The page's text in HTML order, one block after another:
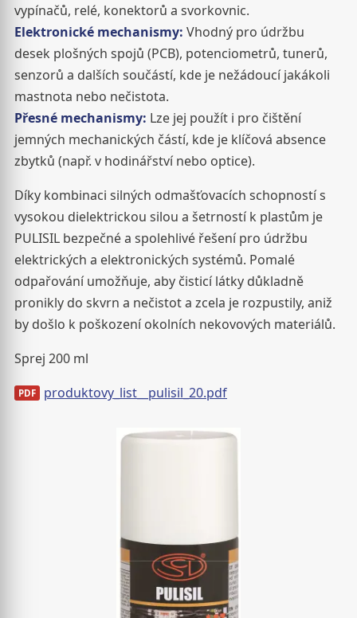
vypínačů, relé, konektorů a svorkovnic.
Elektronické mechanismy: Vhodný pro údržbu
desek plošných spojů (PCB), potenciometrů, tunerů,
senzorů a dalších součástí, kde je nežádoucí jakákoli
mastnota nebo nečistota.
Přesné mechanismy: Lze jej použít i pro čištění
jemných mechanických částí, kde je klíčová absence
zbytků (např. v hodinářství nebo optice).
Díky kombinaci silných odmašťovacích schopností s
vysokou dielektrickou silou a šetrností k plastům je
PULISIL bezpečné a spolehlivé řešení pro údržbu
elektrických a elektronických systémů. Pomalé
odpařování umožňuje, aby čisticí látky důkladně
pronikly do skvrn a nečistot a zcela je rozpustily, aniž
by došlo k poškození okolních nekovových materiálů.
Sprej 200 ml
produktovy_list__pulisil_20.pdf